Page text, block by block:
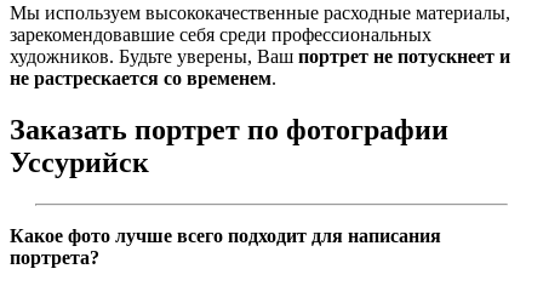
Мы используем высококачественные расходные материалы,
зарекомендовавшие себя среди профессиональных
художников. Будьте уверены, Ваш портрет не потускнеет и
не растрескается со временем.
Заказать портрет по фотографии
Уссурийск
Какое фото лучше всего подходит для написания
портрета?